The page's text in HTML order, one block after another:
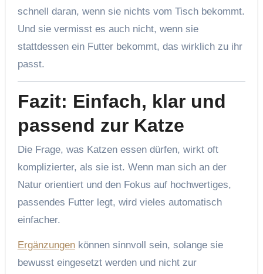
schnell daran, wenn sie nichts vom Tisch bekommt.
Und sie vermisst es auch nicht, wenn sie
stattdessen ein Futter bekommt, das wirklich zu ihr
passt.
Fazit: Einfach, klar und
passend zur Katze
Die Frage, was Katzen essen dürfen, wirkt oft
komplizierter, als sie ist. Wenn man sich an der
Natur orientiert und den Fokus auf hochwertiges,
passendes Futter legt, wird vieles automatisch
einfacher.
Ergänzungenkönnen sinnvoll sein, solange sie
bewusst eingesetzt werden und nicht zur